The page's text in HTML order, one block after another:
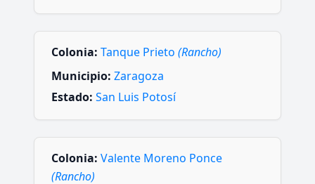
Colonia: Tanque Prieto (Rancho)
Municipio: Zaragoza
Estado: San Luis Potosí
Colonia: Valente Moreno Ponce
(Rancho)